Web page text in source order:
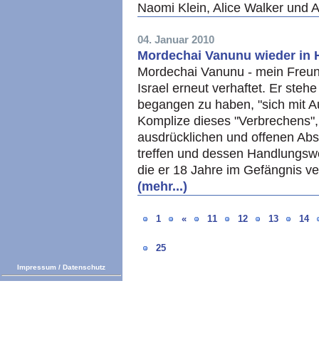
Naomi Klein, Alice Walker und
04. Januar 2010
Mordechai Vanunu wieder in
Mordechai Vanunu - mein
Israel erneut verhaftet. Er
begangen zu haben, "sich mit
Komplize dieses
ausdrücklichen und offenen
treffen und dessen
die er 18 Jahre im Gefängnis
(mehr...)
1 « 11 12 13 14
25
Impressum / Datenschutz